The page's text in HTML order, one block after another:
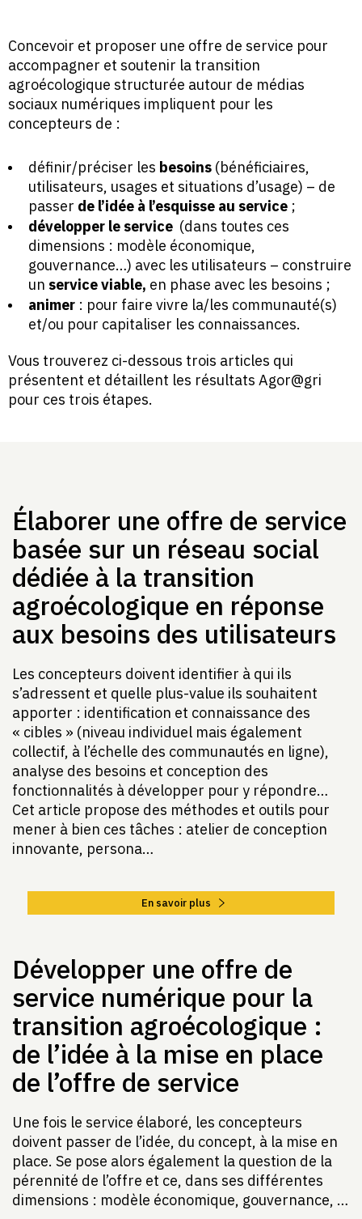
Concevoir et proposer une offre de service pour
accompagner et soutenir la transition
agroécologique structurée autour de médias
sociaux numériques impliquent pour les
concepteurs de :
définir/préciser les besoins (bénéficiaires,
utilisateurs, usages et situations d’usage) – de
passer de l’idée à l’esquisse au service ;
développer le service (dans toutes ces
dimensions : modèle économique,
gouvernance…) avec les utilisateurs – construire
un service viable, en phase avec les besoins ;
animer : pour faire vivre la/les communauté(s)
et/ou pour capitaliser les connaissances.
Vous trouverez ci-dessous trois articles qui
présentent et détaillent les résultats Agor@gri
pour ces trois étapes.
Élaborer une offre de service
basée sur un réseau social
dédiée à la transition
agroécologique en réponse
aux besoins des utilisateurs
Les concepteurs doivent identifier à qui ils
s’adressent et quelle plus-value ils souhaitent
apporter : identification et connaissance des
« cibles » (niveau individuel mais également
collectif, à l’échelle des communautés en ligne),
analyse des besoins et conception des
fonctionnalités à développer pour y répondre…
Cet article propose des méthodes et outils pour
mener à bien ces tâches : atelier de conception
innovante, persona…
En savoir plus
Développer une offre de
service numérique pour la
transition agroécologique :
de l’idée à la mise en place
de l’offre de service
Une fois le service élaboré, les concepteurs
doivent passer de l’idée, du concept, à la mise en
place. Se pose alors également la question de la
pérennité de l’offre et ce, dans ses différentes
dimensions : modèle économique, gouvernance, …